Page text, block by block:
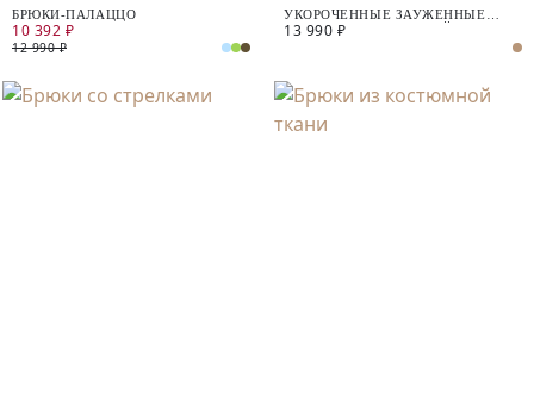
БРЮКИ-ПАЛАЦЦО
10 392 ₽
12 990 ₽
УКОРОЧЕННЫЕ ЗАУЖЕННЫЕ
БРЮКИ ИЗ КОСТЮМНОЙ ТКАНИ
13 990 ₽